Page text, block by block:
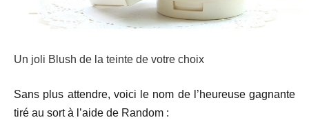
Un joli Blush de la teinte de votre choix
Sans plus attendre, voici le nom de l’heureuse gagnante
tiré au sort à l’aide de Random :